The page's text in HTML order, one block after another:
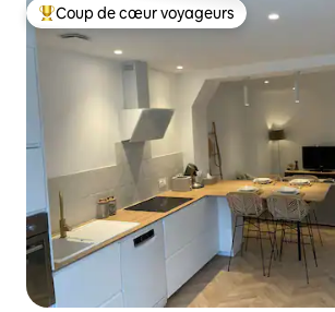
Coup de cœur voyageurs parmi les plus
Coup de cœur voyageurs